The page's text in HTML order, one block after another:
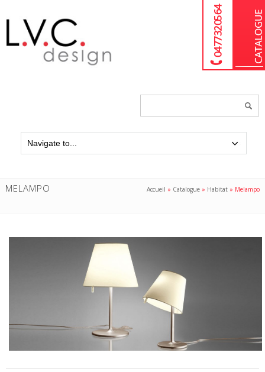
04 77 32 05 64
MELAMPO Accueil » Catalogue » Habitat » Melampo